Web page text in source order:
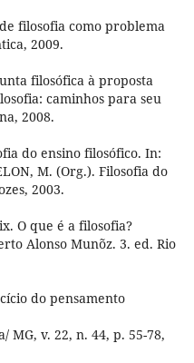
filosofia como problema
2009.
filosófica à proposta
caminhos para seu
2008.
do ensino filosófico. In:
M. (Org.). Filosofia do
2003.
O que é a filosofia?
Alonso Munõz. 3. ed. Rio
do pensamento
MG, v. 22, n. 44, p. 55-78,